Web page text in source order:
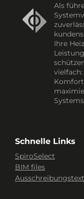
Als
Ihre
Schnelle Links
SpiroSelect
BIM files